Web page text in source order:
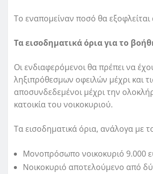
Το εναπομείναν ποσό θα
Τα εισοδηματικά όρια για το
Οι ενδιαφερόμενοι θα πρέπει να
ληξιπρόθεσμων οφειλών μέχρι και
αποσυνδεδεμένοι μέχρι την
κατοικία του νοικοκυριού.
Τα εισοδηματικά όρια, ανάλογα με
Μονοπρόσωπο νοικοκυριό 9.000
Νοικοκυριό αποτελούμενο από